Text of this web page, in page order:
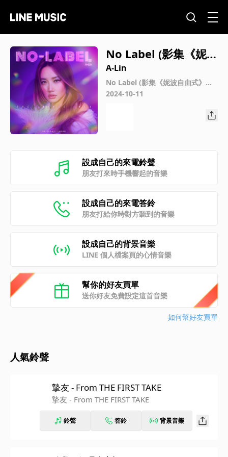
No Label (影集《妮波
自由式》片頭曲)
A-Lin
No Label (影集《妮波自由式》片
頭曲)
2024-10-11
設成自己的來電鈴聲
朋友打來時手機響起的音樂
設成自己的來電答鈴
朋友打給你時對方聽到的音樂
設成自己的背景音樂
LINE 個人檔案頁的心情音樂
幫你的好友買單
送你好友免費設定這首音樂
如何幫好友買單
人氣鈴聲
摯友 - From THE FIRST TAKE
摯友 - From THE FIRST TAKE
鈴聲 答鈴 背景音樂